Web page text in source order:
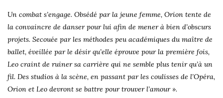
Un combat s’engage. Obsédé par la jeune femme, Orion tente de
la convaincre de danser pour lui afin de mener à bien d’obscurs
projets. Secouée par les méthodes peu académiques du maître de
ballet, éveillée par le désir qu’elle éprouve pour la première fois,
Leo craint de ruiner sa carrière qui ne semble plus tenir qu’à un
fil. Des studios à la scène, en passant par les coulisses de l’Opéra,
Orion et Leo devront se battre pour trouver l’amour ».